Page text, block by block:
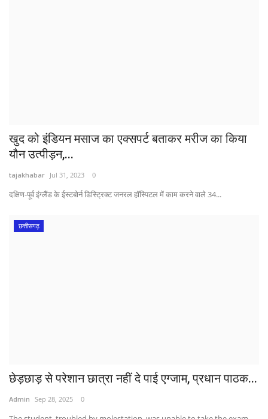
खुद को इंडियन मसाज का एक्सपर्ट बताकर मरीज का किया
यौन उत्पीड़न,...
tajakhabar Jul 31, 2023 0
दक्षिण-पूर्व इंग्लैंड के ईस्टबोर्न डिस्ट्रिक्ट जनरल हॉस्पिटल में काम करने वाले 34...
छत्तीसगढ़
छेड़छाड़ से परेशान छात्रा नहीं दे पाई एग्जाम, प्रधान पाठक...
Admin Sep 28, 2025 0